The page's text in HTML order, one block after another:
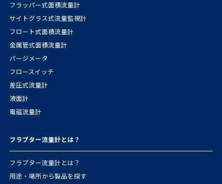
フラッパー式面積流量計
サイトグラス式流量監視計
フロート式面積流量計
金属管式面積流量計
パージメータ
フロースイッチ
差圧式流量計
液面計
電磁流量計
フラプター流量計とは？
フラプター流量計とは？
用途・場所から製品を探す